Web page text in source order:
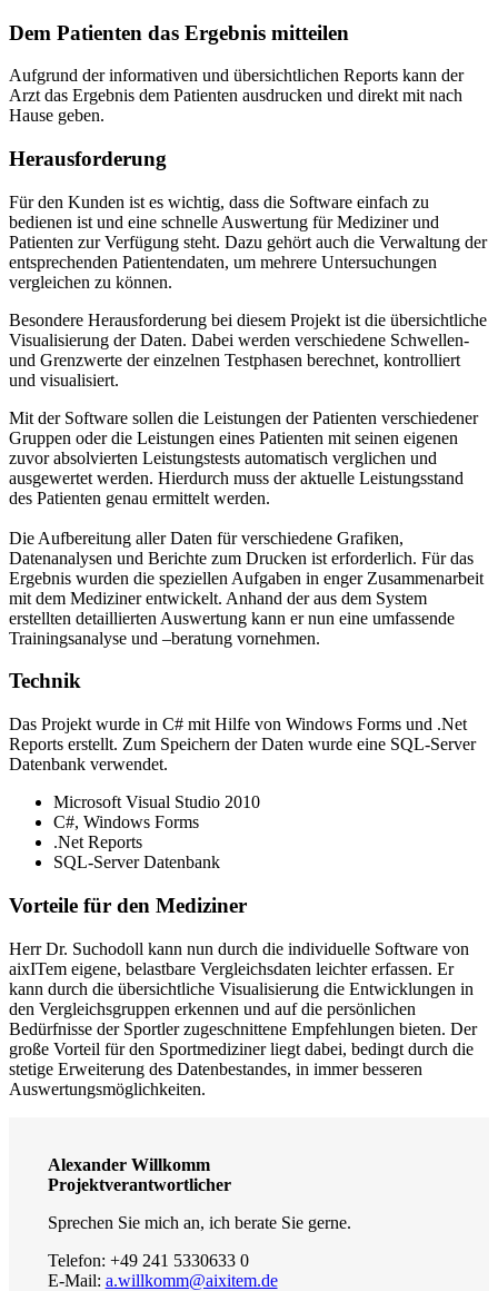
Dem Patienten das Ergebnis mitteilen
Aufgrund der informativen und übersichtlichen Reports kann der
Arzt das Ergebnis dem Patienten ausdrucken und direkt mit nach
Hause geben.
Herausforderung
Für den Kunden ist es wichtig, dass die Software einfach zu
bedienen ist und eine schnelle Auswertung für Mediziner und
Patienten zur Verfügung steht. Dazu gehört auch die Verwaltung der
entsprechenden Patientendaten, um mehrere Untersuchungen
vergleichen zu können.
Besondere Herausforderung bei diesem Projekt ist die übersichtliche
Visualisierung der Daten. Dabei werden verschiedene Schwellen-
und Grenzwerte der einzelnen Testphasen berechnet, kontrolliert
und visualisiert.
Mit der Software sollen die Leistungen der Patienten verschiedener
Gruppen oder die Leistungen eines Patienten mit seinen eigenen
zuvor absolvierten Leistungstests automatisch verglichen und
ausgewertet werden. Hierdurch muss der aktuelle Leistungsstand
des Patienten genau ermittelt werden.
Die Aufbereitung aller Daten für verschiedene Grafiken,
Datenanalysen und Berichte zum Drucken ist erforderlich. Für das
Ergebnis wurden die speziellen Aufgaben in enger Zusammenarbeit
mit dem Mediziner entwickelt. Anhand der aus dem System
erstellten detaillierten Auswertung kann er nun eine umfassende
Trainingsanalyse und –beratung vornehmen.
Technik
Das Projekt wurde in C# mit Hilfe von Windows Forms und .Net
Reports erstellt. Zum Speichern der Daten wurde eine SQL-Server
Datenbank verwendet.
Microsoft Visual Studio 2010
C#, Windows Forms
.Net Reports
SQL-Server Datenbank
Vorteile für den Mediziner
Herr Dr. Suchodoll kann nun durch die individuelle Software von
aixITem eigene, belastbare Vergleichsdaten leichter erfassen. Er
kann durch die übersichtliche Visualisierung die Entwicklungen in
den Vergleichsgruppen erkennen und auf die persönlichen
Bedürfnisse der Sportler zugeschnittene Empfehlungen bieten. Der
große Vorteil für den Sportmediziner liegt dabei, bedingt durch die
stetige Erweiterung des Datenbestandes, in immer besseren
Auswertungsmöglichkeiten.
Alexander Willkomm
Projektverantwortlicher
Sprechen Sie mich an, ich berate Sie gerne.
Telefon: +49 241 5330633 0
E-Mail: a.willkomm@aixitem.de